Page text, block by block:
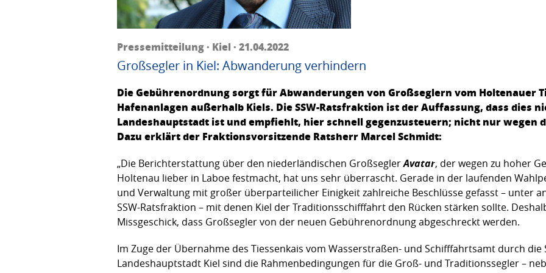
Pressemitteilung · Kiel · 21.04.2022
Großsegler in Kiel: Abwanderung verhindern
Die Gebührenordnung sorgt für Abwanderungen von Großseglern vom Holtenauer
Hafenanlagen außerhalb Kiels. Die SSW-Ratsfraktion ist der Auffassung, dass dies
Landeshauptstadt ist und empfiehlt, hier schnell gegenzusteuern; nicht nur wegen
Dazu erklärt der Fraktionsvorsitzende Ratsherr Marcel Schmidt:
„Die Berichterstattung über den niederländischen GroßseglerAvatar, der wegen zu hoher
Holtenau lieber in Laboe festmacht, hat uns sehr überrascht. Gerade in der laufenden
und Verwaltung mit großer überparteilicher Einigkeit zahlreiche Beschlüsse gefasst – unter
SSW-Ratsfraktion – mit denen Kiel der Traditionsschifffahrt den Rücken stärken sollte.
Missgeschick, dass Großsegler von der neuen Gebührenordnung abgeschreckt werden.
Im Zuge der Übernahme des Tiessenkais vom Wasserstraßen- und Schifffahrtsamt durch
Landeshauptstadt Kiel sind die Rahmenbedingungen für die Groß- und Traditionssegler –